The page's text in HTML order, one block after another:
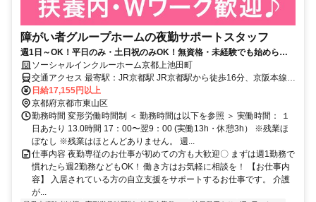
障がい者グループホームの夜勤サポートスタッフ
週1日～OK！平日のみ・土日祝のみOK！無資格・未経験でも始められ
ます。目の前の人に喜んでいただくことに、一生懸命になれる仕事で
す。
ソーシャルインクルーホーム京都上池田町
交通アクセス 最寄駅：JR京都駅 JR京都駅から徒歩16分、京阪本線
七条駅から徒歩9分 「三十三間堂 南大門」から車1分 府道113号「大
和大路七条交差点」を「大和大路通」JR線路方面へ 300m先右手（施
設前はコインパーキング） ※施設の裏側に専用駐車場あり
日給17,155円以上
京都府京都市東山区
勤務時間 変形労働時間制 ＜ 勤務時間は以下を参照 ＞ 実働時間： １
日あたり 13.0時間 17：00〜翌9：00 (実働13h・休憩3h） ※残業ほ
ぼなし ※残業はほとんどありません。 週...
仕事内容 夜勤専従のお仕事が初めての方も大歓迎〇 まずは週1勤務で
慣れたら週2勤務などもOK！ 働き方はお気軽に相談を！ 【お仕事内
容】 入居されている方の自立支援をサポートするお仕事です。 介護
が...